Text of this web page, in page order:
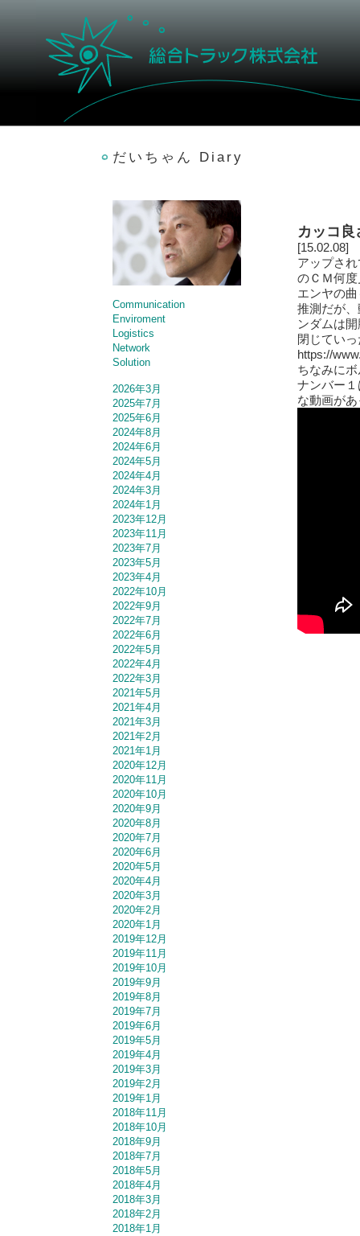
だいちゃん Diary
Communication
Enviroment
Logistics
Network
Solution
2026年3月
2025年7月
2025年6月
2024年8月
2024年6月
2024年5月
2024年4月
2024年3月
2024年1月
2023年12月
2023年11月
2023年7月
2023年5月
2023年4月
2022年10月
2022年9月
2022年7月
2022年6月
2022年5月
2022年4月
2022年3月
2021年5月
2021年4月
2021年3月
2021年2月
2021年1月
2020年12月
2020年11月
2020年10月
2020年9月
2020年8月
2020年7月
2020年6月
2020年5月
2020年4月
2020年3月
2020年2月
2020年1月
2019年12月
2019年11月
2019年10月
2019年9月
2019年8月
2019年7月
2019年6月
2019年5月
2019年4月
2019年3月
2019年2月
2019年1月
2018年11月
2018年10月
2018年9月
2018年7月
2018年5月
2018年4月
2018年3月
2018年2月
2018年1月
カッコ良
[15.02.08]
アップさ
のＣＭ何
エンヤの
推測だが
ンダムは
閉じてい
https://
ちなみに
ナンバー
な動画が